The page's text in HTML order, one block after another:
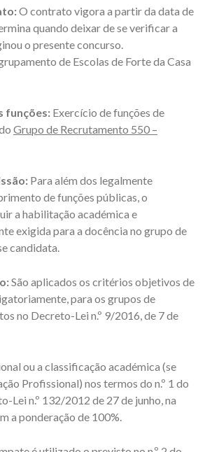
O contrato vigora a partir da data de
quando deixar de se verificar a
o presente concurso.
de Escolas de Forte da Casa
funções: Exercício de funções de
Grupo de Recrutamento 550 –
Para além dos legalmente
de funções públicas, o
a habilitação académica e
exigida para a docência no grupo de
candidata.
São aplicados os critérios objetivos de
para os grupos de
no Decreto-Lei n.º 9/2016, de 7 de
ou a classificação académica (se
Profissional) nos termos do n.º 1 do
Lei n.º 132/2012 de 27 de junho, na
a ponderação de 100%.